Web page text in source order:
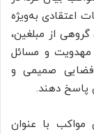
اعتقادی به‌ویژه
از مبلغین،
و مسائل
فضایی صمیمی و
پاسخ دهند.
مواکب با عنوان